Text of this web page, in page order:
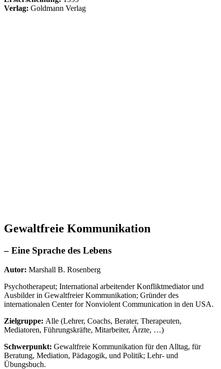
Verlag: Goldmann Verlag
Gewaltfreie Kommunikation
– Eine Sprache des Lebens
Autor: Marshall B. Rosenberg
Psychotherapeut; International arbeitender Konfliktmediator und
Ausbilder in Gewaltfreier Kommunikation; Gründer des
internationalen Center for Nonviolent Communication in den USA.
Zielgruppe: Alle (Lehrer, Coachs, Berater, Therapeuten,
Mediatoren, Führungskräfte, Mitarbeiter, Ärzte, …)
Schwerpunkt: Gewaltfreie Kommunikation für den Alltag, für
Beratung, Mediation, Pädagogik, und Politik; Lehr- und
Übungsbuch.